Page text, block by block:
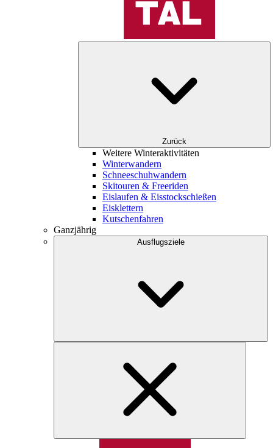
Zurück
Weitere Winteraktivitäten
Winterwandern
Schneeschuhwandern
Skitouren & Freeriden
Eislaufen & Eisstockschießen
Eisklettern
Kutschenfahren
Ganzjährig
Ausflugsziele